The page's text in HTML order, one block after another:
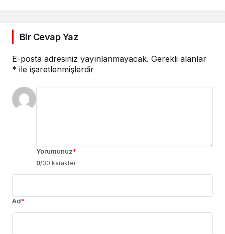
Bir Cevap Yaz
E-posta adresiniz yayınlanmayacak. Gerekli alanlar
* ile işaretlenmişlerdir
Yorumunuz*
0/30 karakter
Ad*